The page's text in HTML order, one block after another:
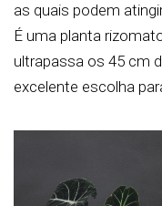
as quais podem
É uma planta
ultrapassa os 45 cm
excelente escolha